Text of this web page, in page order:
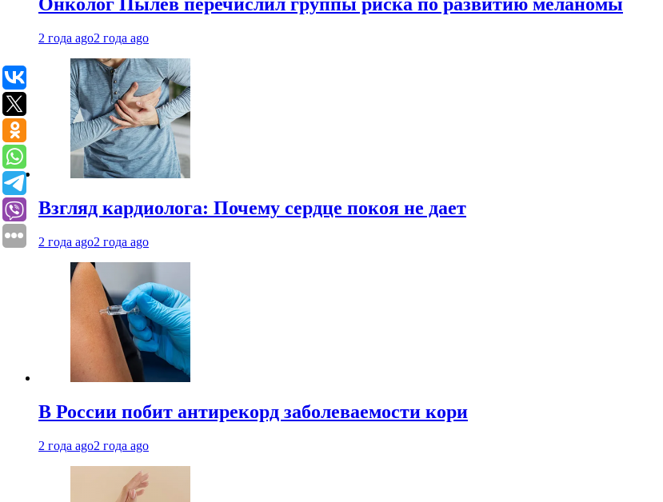
2 года ago2 года ago
Взгляд кардиолога: Почему сердце покоя не дает
2 года ago2 года ago
В России побит антирекорд заболеваемости кори
2 года ago2 года ago